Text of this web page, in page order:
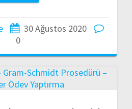
30 Ağustos 2020
0